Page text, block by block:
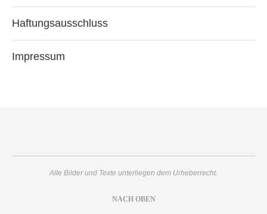
Haftungsausschluss
Impressum
Alle Bilder und Texte unterliegen dem Urheberrecht.
NACH OBEN